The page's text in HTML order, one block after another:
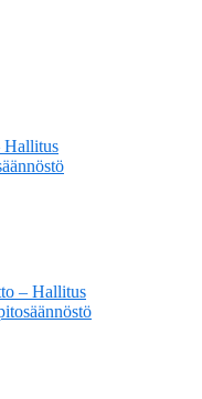
Hallitus
– Hallitus